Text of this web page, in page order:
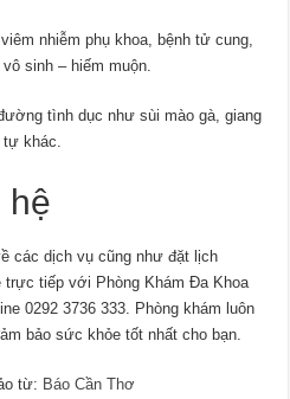
nhiễm phụ khoa, bệnh tử cung,
sinh – hiếm muộn.
tình dục như sùi mào gà, giang
khác.
hệ
các dịch vụ cũng như đặt lịch
trực tiếp với Phòng Khám Đa Khoa
0292 3736 333. Phòng khám luôn
bảo sức khỏe tốt nhất cho bạn.
từ: Báo Cần Thơ